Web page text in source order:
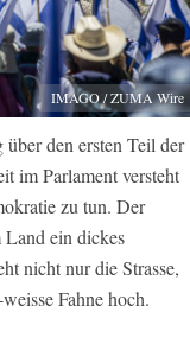
IMAGO / ZUMA Wire
den ersten Teil der
im Parlament versteht
zu tun. Der
ein dickes
nicht nur die Strasse,
Fahne hoch.